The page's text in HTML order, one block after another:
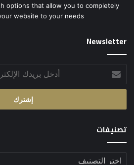
options that allow you to completely
website to your needs.
Newsletter
بريدك
الإلكتروني
تصنيفات
تصنيفات